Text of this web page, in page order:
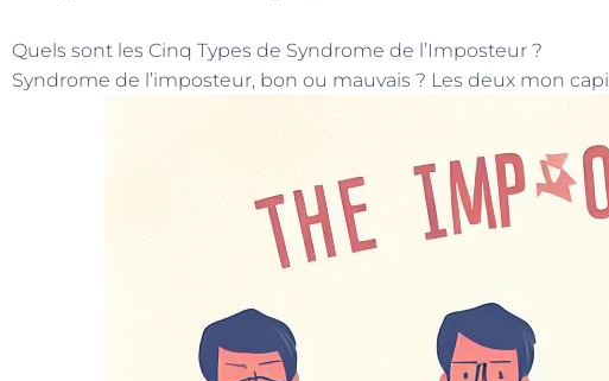
Quels sont les Cinq Types de Syndrome de l’Imposteur ?
Syndrome de l’imposteur, bon ou mauvais ? Les deux mon